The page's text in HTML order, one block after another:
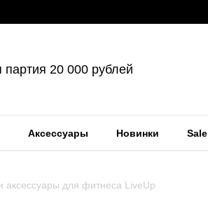
20 000 рублей
Аксессуары Новинки Sale
аксессуары для фитнеса LiveUp